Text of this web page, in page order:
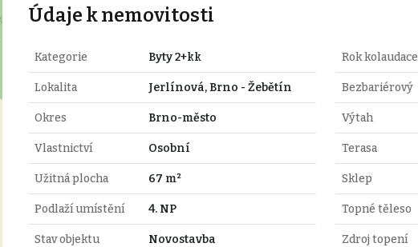
Údaje k nemovitosti
Kategorie Byty 2+kk
Lokalita Jerlínová, Brno - Žebětín
Okres Brno-město
Vlastnictví Osobní
Užitná plocha 67 m²
Podlaží umístění 4. NP
Stav objektu Novostavba
Rok kolaudace
Bezbariérový
Výtah
Terasa
Sklep
Topné těleso
Zdroj topení